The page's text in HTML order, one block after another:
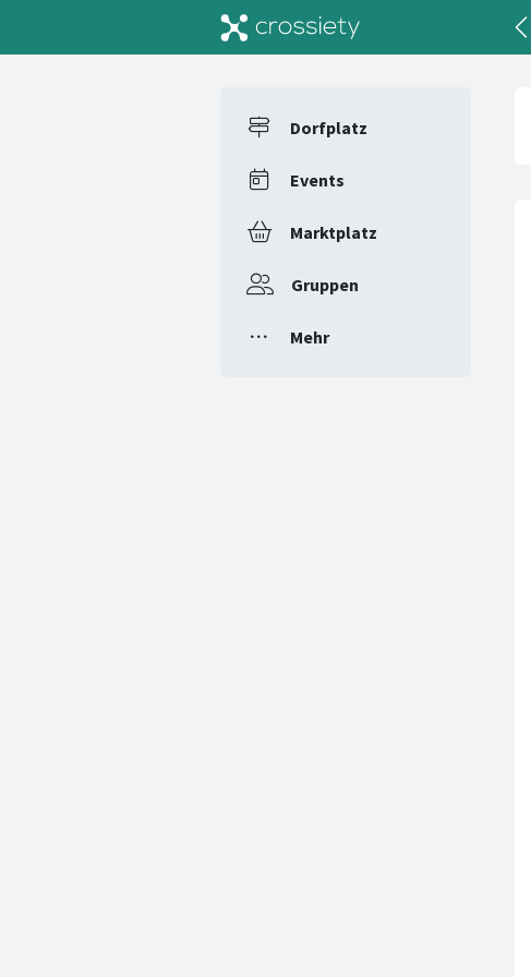
Dorfplatz
Events
Marktplatz
Gruppen
Mehr